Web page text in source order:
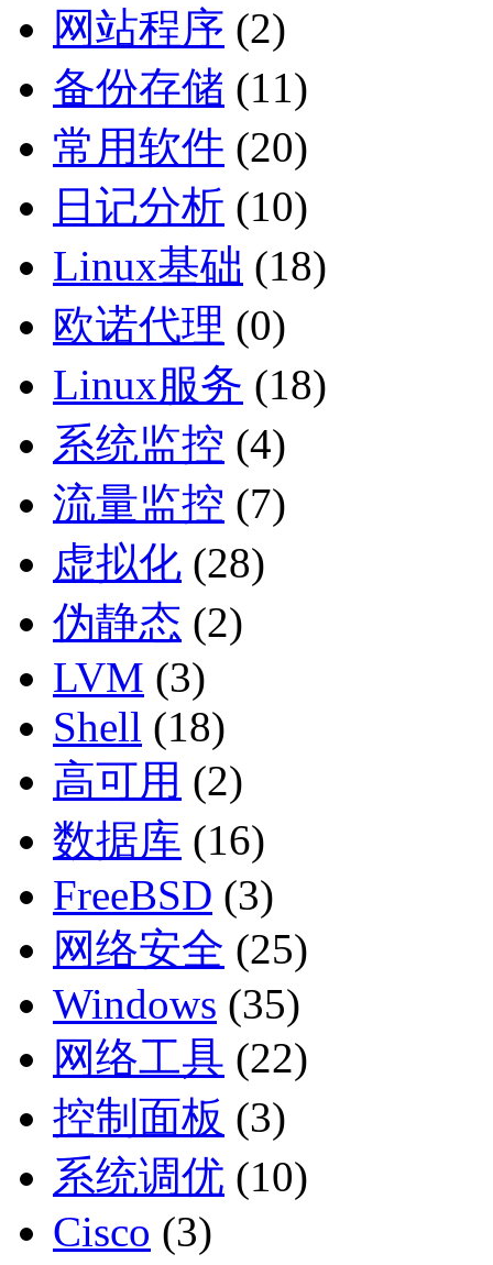
网站程序 (2)
备份存储 (11)
常用软件 (20)
日记分析 (10)
Linux基础 (18)
欧诺代理 (0)
Linux服务 (18)
系统监控 (4)
流量监控 (7)
虚拟化 (28)
伪静态 (2)
LVM (3)
Shell (18)
高可用 (2)
数据库 (16)
FreeBSD (3)
网络安全 (25)
Windows (35)
网络工具 (22)
控制面板 (3)
系统调优 (10)
Cisco (3)